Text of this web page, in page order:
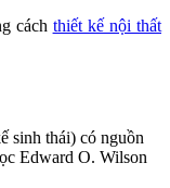
cách thiết kế nội thất
sinh thái) có nguồn
Edward O. Wilson